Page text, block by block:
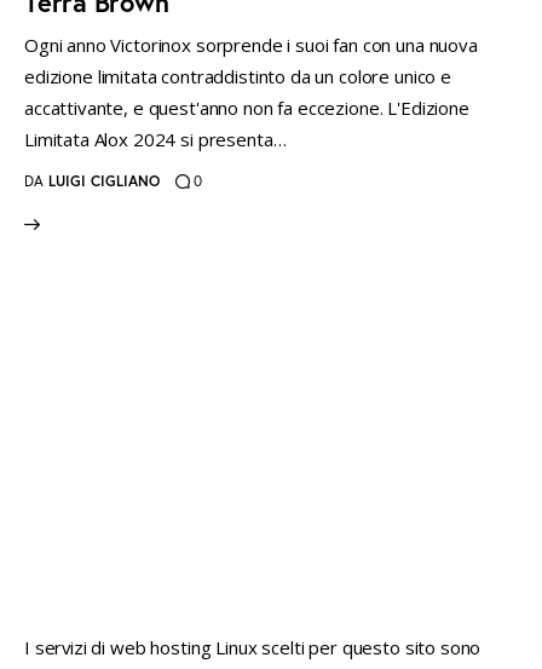
Ogni anno Victorinox sorprende i suoi fan con una nuova
edizione limitata contraddistinto da un colore unico e
accattivante, e quest'anno non fa eccezione. L'Edizione
Limitata Alox 2024 si presenta…
DA LUIGI CIGLIANO 0
I servizi di web hosting Linux scelti per questo sito sono